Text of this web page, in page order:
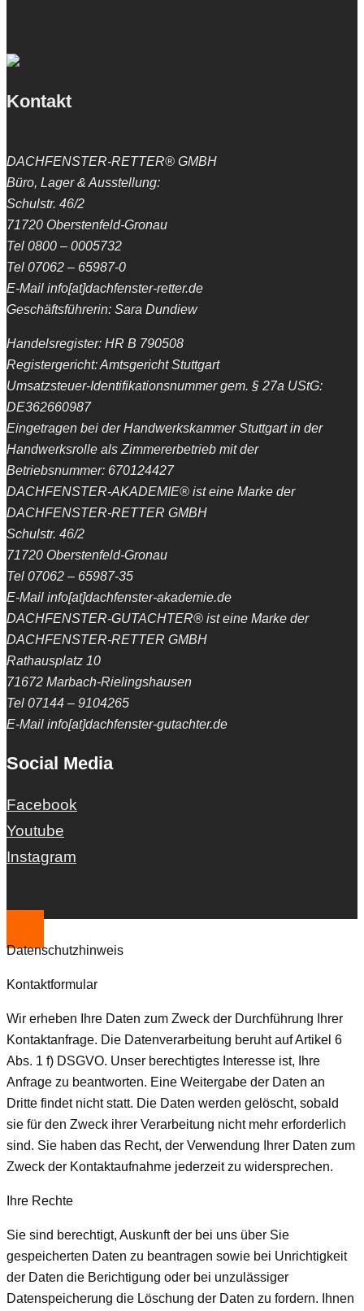
Kontakt
DACHFENSTER-RETTER® GMBH
Büro, Lager & Ausstellung:
Schulstr. 46/2
71720 Oberstenfeld-Gronau
Tel 0800 – 0005732
Tel 07062 – 65987-0
E-Mail info[at]dachfenster-retter.de
Geschäftsführerin: Sara Dundiew
Handelsregister: HR B 790508
Registergericht: Amtsgericht Stuttgart
Umsatzsteuer-Identifikationsnummer gem. § 27a UStG:
DE362660987
Eingetragen bei der Handwerkskammer Stuttgart in der
Handwerksrolle als Zimmererbetrieb mit der
Betriebsnummer: 670124427
DACHFENSTER-AKADEMIE® ist eine Marke der
DACHFENSTER-RETTER GMBH
Schulstr. 46/2
71720 Oberstenfeld-Gronau
Tel 07062 – 65987-35
E-Mail info[at]dachfenster-akademie.de
DACHFENSTER-GUTACHTER® ist eine Marke der
DACHFENSTER-RETTER GMBH
Rathausplatz 10
71672 Marbach-Rielingshausen
Tel 07144 – 9104265
E-Mail info[at]dachfenster-gutachter.de
Social Media
Facebook
Youtube
Instagram
Datenschutzhinweis
Kontaktformular
Wir erheben Ihre Daten zum Zweck der Durchführung Ihrer
Kontaktanfrage. Die Datenverarbeitung beruht auf Artikel 6
Abs. 1 f) DSGVO. Unser berechtigtes Interesse ist, Ihre
Anfrage zu beantworten. Eine Weitergabe der Daten an
Dritte findet nicht statt. Die Daten werden gelöscht, sobald
sie für den Zweck ihrer Verarbeitung nicht mehr erforderlich
sind. Sie haben das Recht, der Verwendung Ihrer Daten zum
Zweck der Kontaktaufnahme jederzeit zu widersprechen.
Ihre Rechte
Sie sind berechtigt, Auskunft der bei uns über Sie
gespeicherten Daten zu beantragen sowie bei Unrichtigkeit
der Daten die Berichtigung oder bei unzulässiger
Datenspeicherung die Löschung der Daten zu fordern. Ihnen